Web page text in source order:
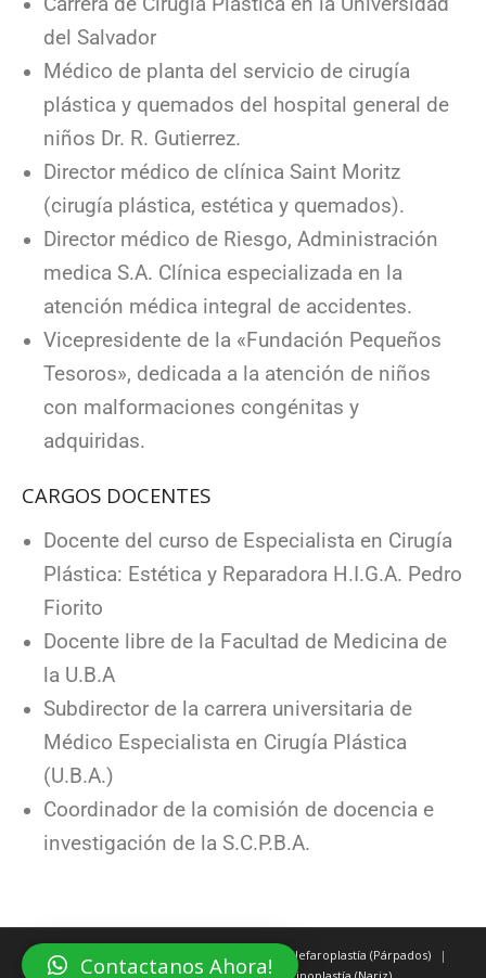
del Salvador
Médico de planta del servicio de cirugía
plástica y quemados del hospital general de
niños Dr. R. Gutierrez.
Director médico de clínica Saint Moritz
(cirugía plástica, estética y quemados).
Director médico de Riesgo, Administración
medica S.A. Clínica especializada en la
atención médica integral de accidentes.
Vicepresidente de la «Fundación Pequeños
Tesoros», dedicada a la atención de niños
con malformaciones congénitas y
adquiridas.
CARGOS DOCENTES
Docente del curso de Especialista en Cirugía
Plástica: Estética y Reparadora H.I.G.A. Pedro
Fiorito
Docente libre de la Facultad de Medicina de
la U.B.A
Subdirector de la carrera universitaria de
Médico Especialista en Cirugía Plástica
(U.B.A.)
Coordinador de la comisión de docencia e
investigación de la S.C.P.B.A.
Cirugía de mamas Lipoescultura
Blefaroplastía (Párpados)
Contactanos Ahora!